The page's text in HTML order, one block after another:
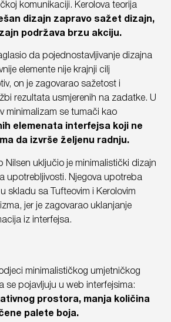
komunikaciji. Kerolova teorija
dizajn zapravo sažet dizajn,
podržava brzu akciju.
da pojednostavljivanje dizajna
elemente nije krajnji cilj
on je zagovarao sažetost i
rezultata usmjerenih na zadatke. U
minimalizam se tumači kao
elemenata interfejsa koji ne
da izvrše željenu radnju.
Nilsen uključio je minimalistički dizajn
upotrebljivosti. Njegova upotreba
skladu sa Tufteovim i Kerolovim
jer je zagovarao uklanjanje
iz interfejsa.
minimalističkog umjetničkog
se pojavljuju u web interfejsima:
prostora, manja količina
palete boja.